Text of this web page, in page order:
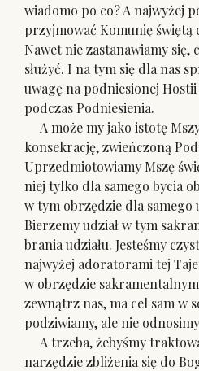
wiadomo po co? A najwyżej
przyjmować Komunię świętą
Nawet nie zastanawiamy się,
służyć. I na tym się dla nas
uwagę na podniesionej
podczas Podniesienia.
A może my jako istotę
konsekrację, zwieńczoną
Uprzedmiotowiamy Mszę
niej tylko dla samego bycia
w tym obrzędzie dla samego
Bierzemy udział w tym
brania udziału. Jesteśmy
najwyżej adoratorami tej
w obrzędzie
zewnątrz nas, ma cel sam w
podziwiamy, ale nie
A trzeba, żebyśmy
narzędzie zbliżenia się do